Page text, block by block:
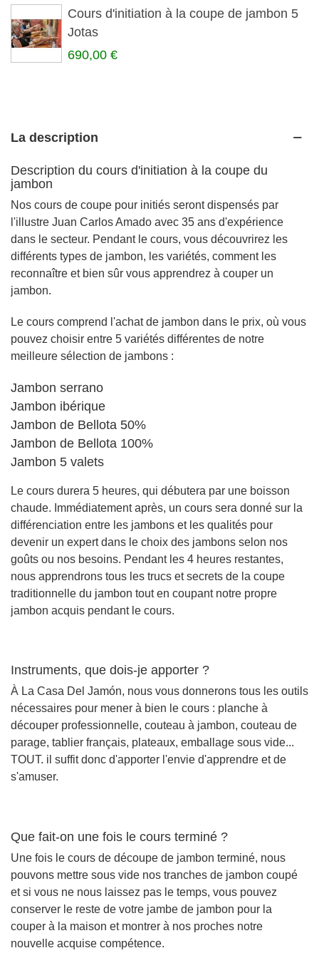
Cours d'initiation à la coupe de jambon 5
Jotas
690,00 €
La description
Description du cours d'initiation à la coupe du
jambon
Nos cours de coupe pour initiés seront dispensés par
l'illustre Juan Carlos Amado avec 35 ans d'expérience
dans le secteur. Pendant le cours, vous découvrirez les
différents types de jambon, les variétés, comment les
reconnaître et bien sûr vous apprendrez à couper un
jambon.
Le cours comprend l'achat de jambon dans le prix, où vous
pouvez choisir entre 5 variétés différentes de notre
meilleure sélection de jambons :
Jambon serrano
Jambon ibérique
Jambon de Bellota 50%
Jambon de Bellota 100%
Jambon 5 valets
Le cours durera 5 heures, qui débutera par une boisson
chaude. Immédiatement après, un cours sera donné sur la
différenciation entre les jambons et les qualités pour
devenir un expert dans le choix des jambons selon nos
goûts ou nos besoins. Pendant les 4 heures restantes,
nous apprendrons tous les trucs et secrets de la coupe
traditionnelle du jambon tout en coupant notre propre
jambon acquis pendant le cours.
Instruments, que dois-je apporter ?
À La Casa Del Jamón, nous vous donnerons tous les outils
nécessaires pour mener à bien le cours : planche à
découper professionnelle, couteau à jambon, couteau de
parage, tablier français, plateaux, emballage sous vide...
TOUT. il suffit donc d'apporter l'envie d'apprendre et de
s'amuser.
Que fait-on une fois le cours terminé ?
Une fois le cours de découpe de jambon terminé, nous
pouvons mettre sous vide nos tranches de jambon coupé
et si vous ne nous laissez pas le temps, vous pouvez
conserver le reste de votre jambe de jambon pour la
couper à la maison et montrer à nos proches notre
nouvelle acquise compétence.